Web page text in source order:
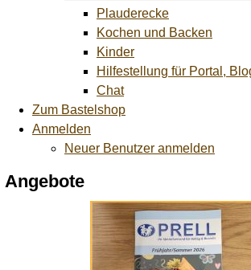
Plauderecke
Kochen und Backen
Kinder
Hilfestellung für Portal,
Chat
Zum Bastelshop
Anmelden
Neuer Benutzer anmelden
Angebote